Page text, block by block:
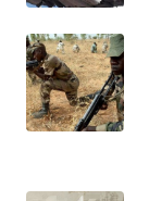
PEDOMAN
MEDIA
SIBER